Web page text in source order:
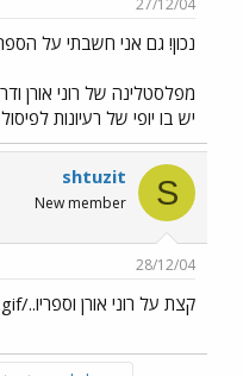
27/12/04
נכון! גם אני חשבתי על
מפלסטלינה של רוני אורן
יש בו יופי של רעיונות
S
shtuzit
New member
28/12/04
קצת על רוני אורן וספריו../images/Emo36.gif